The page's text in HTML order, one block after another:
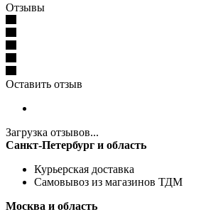
Отзывы
Оставить отзыв
Загрузка отзывов...
Санкт-Петербург и область
Курьерская доставка
Самовывоз из магазинов ТДМ
Москва и область